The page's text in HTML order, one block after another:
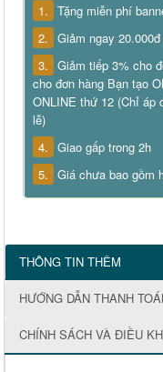
1. Tặng miễn phí
2. Giảm ngay
3. Giảm tiếp 3% cho
cho đơn hàng Bạn tạo
ONLINE thứ 12 (Chỉ áp
lễ)
4. Giao gấp trong 2h
5. Giá chưa bao gồm
THÔNG TIN THÊM
HƯỚNG DẪN THANH
CHÍNH SÁCH VÀ ĐIỀU